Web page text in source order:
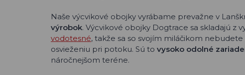
Naše výcvikové obojky vyrábame prevažne v
výrobok. Výcvikové obojky Dogtrace sa skladajú z
vodotesné, takže sa so svojím miláčikom
osvieženiu pri potoku. Sú to vysoko odolné
náročnejšom teréne.